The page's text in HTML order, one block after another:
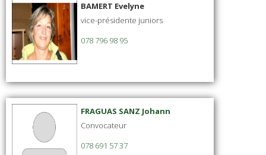
BAMERT Evelyne
vice-présidente juniors
078 796 98 95
FRAGUAS SANZ Johann
Convocateur
078 691 57 37